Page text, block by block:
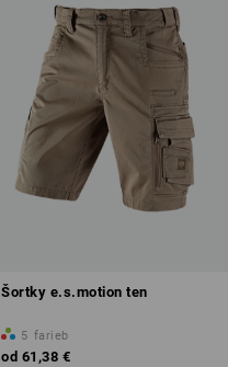
Šortky e.s.motion ten
5 farieb
od 61,38 €